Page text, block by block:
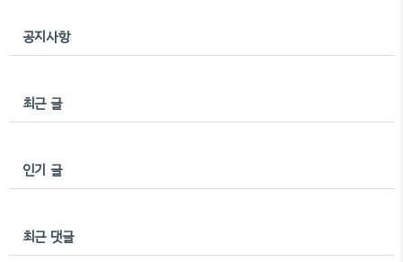
공지사항
최근 글
인기 글
최근 댓글